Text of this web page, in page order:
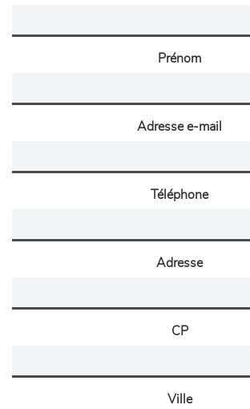
Prénom
Adresse e-mail
Téléphone
Adresse
CP
Ville